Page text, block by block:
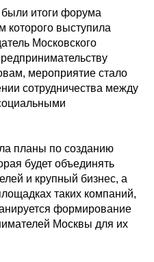
итоги форума
которого выступила
Московского
мероприятие стало
сотрудничества между
планы по созданию
будет объединять
и крупный бизнес, а
таких компаний,
формирование
Москвы для их